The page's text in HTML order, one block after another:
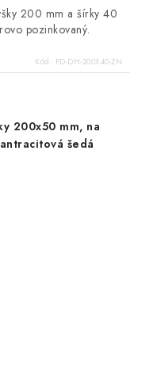
200 mm a šírky 40
pozinkovaný.
Kód: PD-DH-200X40-ZN
200x50 mm, na
šedá